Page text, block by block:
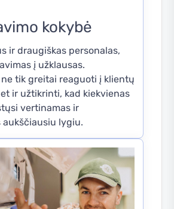
kokybė
ir draugiškas personalas,
į užklausas.
tik greitai reaguoti į klientų
ir užtikrinti, kad kiekvienas
vertinamas ir
lygiu.